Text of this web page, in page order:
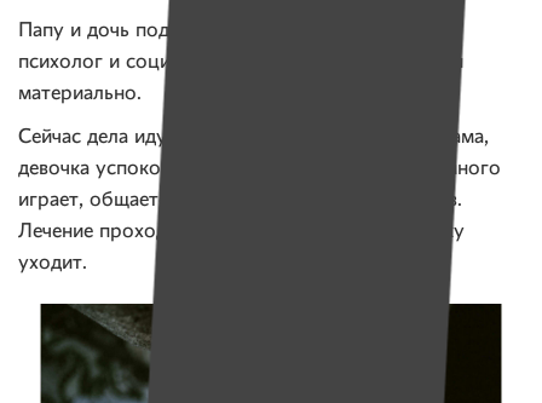
Папу и дочь поддержали специалисты проекта:
психолог и социальный педагог. Семье помогли
материально.
Сейчас дела идут на лад. С Кирой уже живет мама,
девочка успокоилась, повеселела. Сейчас она много
играет, общается с другими жителями домиков.
Лечение проходит хорошо, болезнь потихоньку
уходит.